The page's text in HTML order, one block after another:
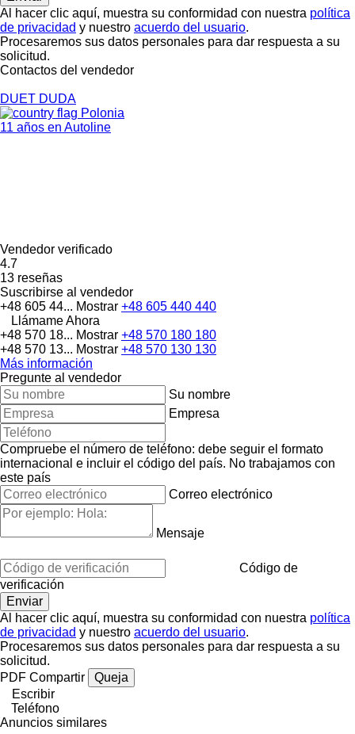
Al hacer clic aquí, muestra su conformidad con nuestra política
de privacidad y nuestro acuerdo del usuario.
Procesaremos sus datos personales para dar respuesta a su
solicitud.
Contactos del vendedor
DUET DUDA
Polonia
11 años en Autoline
Vendedor verificado
4.7
13 reseñas
Suscribirse al vendedor
+48 605 44... Mostrar +48 605 440 440
Llámame Ahora
+48 570 18... Mostrar +48 570 180 180
+48 570 13... Mostrar +48 570 130 130
Más información
Pregunte al vendedor
Su nombre
Empresa
Compruebe el número de teléfono: debe seguir el formato
internacional e incluir el código del país. No trabajamos con
este país
Correo electrónico
Mensaje
Código de
verificación
Al hacer clic aquí, muestra su conformidad con nuestra política
de privacidad y nuestro acuerdo del usuario.
Procesaremos sus datos personales para dar respuesta a su
solicitud.
PDF Compartir
Queja
Escribir
Teléfono
Anuncios similares